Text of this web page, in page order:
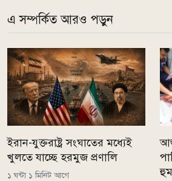
এ সম্পর্কিত আরও পড়ুন
ইরান-যুক্তরাষ্ট্র সংঘাতের মধ্যেই
খুলতে যাচ্ছে হরমুজ প্রণালি
১ ঘন্টা ১ মিনিট আগে